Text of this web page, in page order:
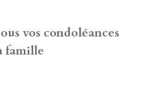
vos condoléances
famille